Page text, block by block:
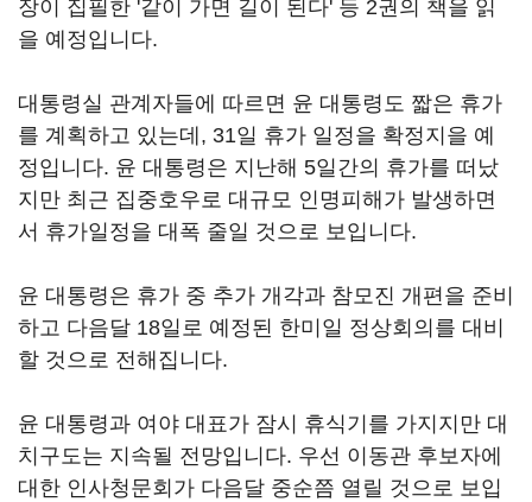
장이 집필한 '같이 가면 길이 된다' 등 2권의 책을 읽
을 예정입니다.
대통령실 관계자들에 따르면 윤 대통령도 짧은 휴가
를 계획하고 있는데, 31일 휴가 일정을 확정지을 예
정입니다. 윤 대통령은 지난해 5일간의 휴가를 떠났
지만 최근 집중호우로 대규모 인명피해가 발생하면
서 휴가일정을 대폭 줄일 것으로 보입니다.
윤 대통령은 휴가 중 추가 개각과 참모진 개편을 준비
하고 다음달 18일로 예정된 한미일 정상회의를 대비
할 것으로 전해집니다.
윤 대통령과 여야 대표가 잠시 휴식기를 가지지만 대
치구도는 지속될 전망입니다. 우선 이동관 후보자에
대한 인사청문회가 다음달 중순쯤 열릴 것으로 보입